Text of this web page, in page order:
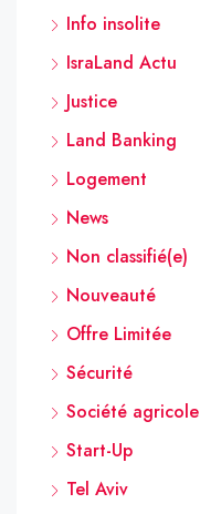
Info insolite
IsraLand Actu
Justice
Land Banking
Logement
News
Non classifié(e)
Nouveauté
Offre Limitée
Sécurité
Société agricole
Start-Up
Tel Aviv